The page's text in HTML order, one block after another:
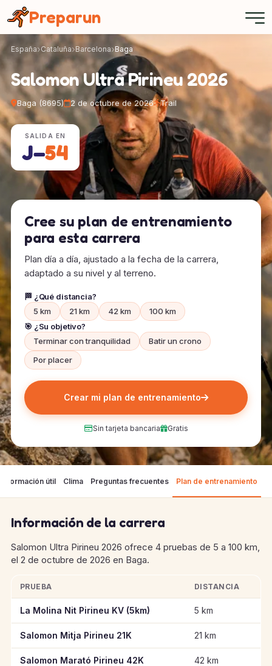
Preparun
España Cataluña Barcelona Baga
Salomon Ultra Pirineu 2026
Baga (8695) 2 de octubre de 2026 Trail
SALIDA EN
J−54
Cree su plan de entrenamiento
para esta carrera
Plan día a día, ajustado a la fecha de la carrera,
adaptado a su nivel y al terreno.
🏁 ¿Qué distancia?
5 km
21 km 42 km
100 km
🎯 ¿Su objetivo?
Terminar con tranquilidad
Batir un crono
Por placer
Crear mi plan de entrenamiento
Sin tarjeta bancaria Gratis
Información útil Clima Preguntas frecuentes Plan de entrenamiento
Información de la carrera
Salomon Ultra Pirineu 2026 ofrece 4 pruebas de 5 a 100 km,
el 2 de octubre de 2026 en Baga.
Información clave de las pruebas de Salomon Ultra Pirineu
PRUEBA DISTANCIA
La Molina Nit Pirineu KV (5km) 5 km
Salomon Mitja Pirineu 21K 21 km
Salomon Marató Pirineu 42K 42 km
Panel de gestión de cookies